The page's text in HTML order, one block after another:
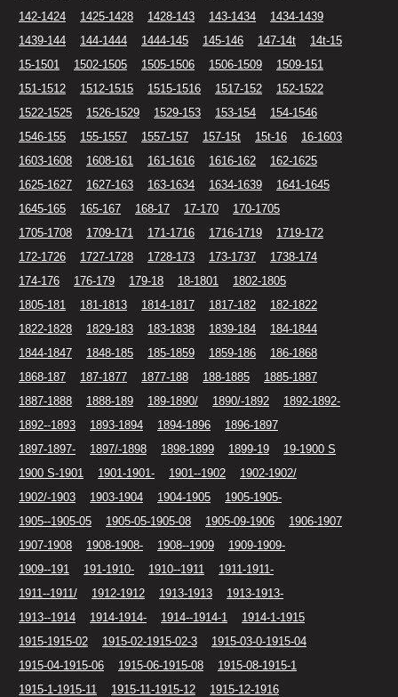
142-1424
1425-1428 1428-143 143-1434
1434-1439
1439-144
144-1444 1444-145 145-146 147-14t
14t-15
15-1501
1502-1505 1505-1506 1506-1509
1509-151
151-1512
1512-1515 1515-1516 1517-152
152-1522
1522-1525
1526-1529 1529-153 153-154
154-1546
1546-155
155-1557 1557-157 157-15t 15t-16
16-1603
1603-1608
1608-161 161-1616 1616-162
162-1625
1625-1627
1627-163 163-1634 1634-1639
1641-1645
1645-165
165-167 168-17 17-170
170-1705
1705-1708
1709-171 171-1716 1716-1719
1719-172
172-1726
1727-1728 1728-173 173-1737
1738-174
174-176
176-179 179-18 18-1801
1802-1805
1805-181
181-1813 1814-1817 1817-182
182-1822
1822-1828
1829-183 183-1838 1839-184
184-1844
1844-1847
1848-185 185-1859 1859-186
186-1868
1868-187
187-1877 1877-188 188-1885
1885-1887
1887-1888
1888-189 189-1890/ 1890/-1892
1892-1892-
1892--1893
1893-1894 1894-1896
1896-1897
1897-1897-
1897/-1898 1898-1899 1899-19
19-1900 S
1900 S-1901
1901-1901- 1901--1902
1902-1902/
1902/-1903
1903-1904 1904-1905
1905-1905-
1905--1905-05
1905-05-1905-08 1905-09-1906
1906-1907
1907-1908
1908-1908- 1908--1909
1909-1909-
1909--191
191-1910- 1910--1911
1911-1911-
1911--1911/
1912-1912 1913-1913
1913-1913-
1913--1914
1914-1914- 1914--1914-1
1914-1-1915
1915-1915-02
1915-02-1915-02-3
1915-03-0-1915-04
1915-04-1915-06
1915-06-1915-08
1915-08-1915-1
1915-1-1915-11
1915-11-1915-12
1915-12-1916